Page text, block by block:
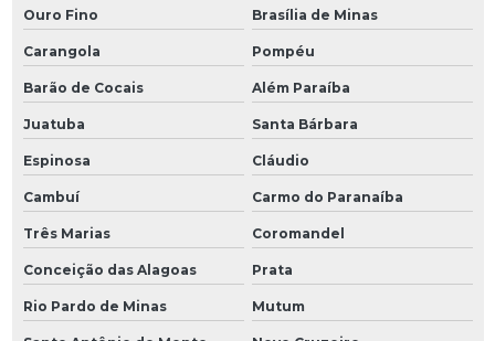
Ouro Fino Brasília de Minas
Carangola Pompéu
Barão de Cocais Além Paraíba
Juatuba Santa Bárbara
Espinosa Cláudio
Cambuí Carmo do Paranaíba
Três Marias Coromandel
Conceição das Alagoas Prata
Rio Pardo de Minas Mutum